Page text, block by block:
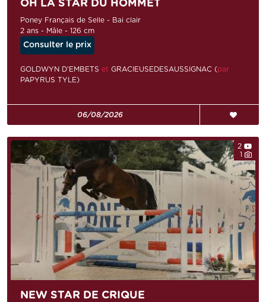
OH LA STAR DU HOMMET
Poney Français de Selle - Bai clair
2 ans - Mâle - 126 cm
Consulter le prix
GOLDWYN D'EMBETS et GRACIEUSEDESAUSSIGNAC (par
PAPYRUS TYLE)
06/08/2026
2
1
NEW STAR DE CRIQUE